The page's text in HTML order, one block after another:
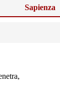
Sapienza